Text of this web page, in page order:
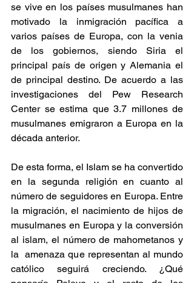
se vive en los países musulmanes han
motivado la inmigración pacífica a
varios países de Europa, con la venia
de los gobiernos, siendo Siria el
principal país de origen y Alemania el
de principal destino. De acuerdo a las
investigaciones del Pew Research
Center se estima que 3.7 millones de
musulmanes emigraron a Europa en la
década anterior.
De esta forma, el Islam se ha convertido
en la segunda religión en cuanto al
número de seguidores en Europa. Entre
la migración, el nacimiento de hijos de
musulmanes en Europa y la conversión
al islam, el número de mahometanos y
la  amenaza que representan al mundo
católico seguirá creciendo.
¿Qué